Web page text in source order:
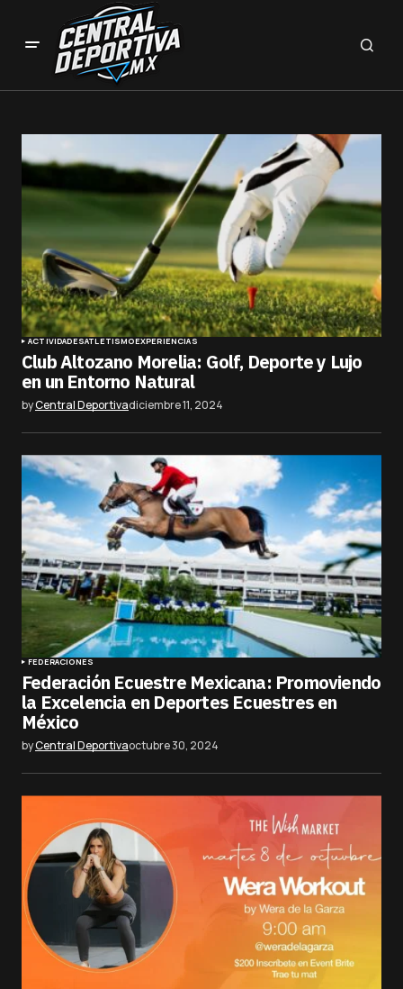
ACTIVIDADESATLETISMOEXPERIENCIAS
Club Altozano Morelia: Golf, Deporte y Lujo
en un Entorno Natural
byCentral Deportivadiciembre 11, 2024
FEDERACIONES
Federación Ecuestre Mexicana: Promoviendo
la Excelencia en Deportes Ecuestres en
México
byCentral Deportivaoctubre 30, 2024